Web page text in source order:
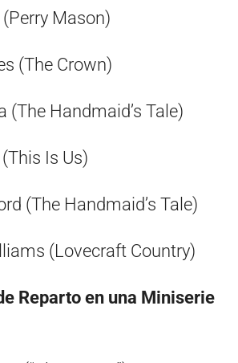
Mason)
(The Crown)
(The Handmaid’s Tale)
Is Us)
(The Handmaid’s Tale)
(Lovecraft Country)
Reparto en una Miniserie